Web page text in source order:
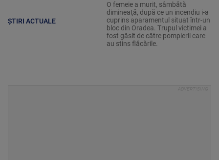
ȘTIRI ACTUALE
O femeie a murit, sâmbătă
dimineaţă, după ce un incendiu i-a
cuprins aparamentul situat într-un
bloc din Oradea. Trupul victimei a
fost găsit de către pompierii care
au stins flăcările.